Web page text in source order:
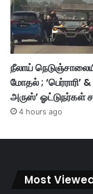
நீலாய்
மோதல் ; ‘பெர்ராரி’
அருஸ்’ ஓட்டுநர்கள்
4 hours ago
Most